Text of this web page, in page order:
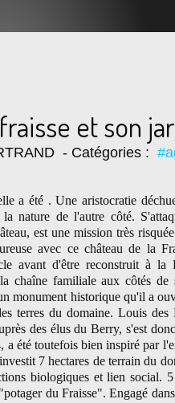
et son
- Catégories :
a été . Une aristocratie
nature de l'autre côté.
est une mission très
avec ce château de la
avant d'être reconstruit à la
chaîne familiale aux côtés de
monument historique qu'il a
terres du domaine. Louis des
des élus du Berry, s'est
a été toutefois bien inspiré par
7 hectares de terrain du
biologiques et lien social.
du Fraisse". Engagé